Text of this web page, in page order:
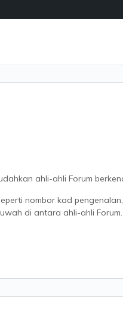
ahli-ahli Forum
nombor kad
di antara ahli-ahli Forum.